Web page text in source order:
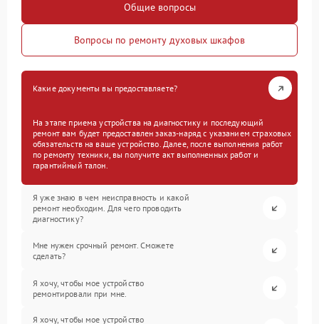
Общие вопросы
Вопросы по ремонту духовых шкафов
Какие документы вы предоставляете?
На этапе приема устройства на диагностику и последующий
ремонт вам будет предоставлен заказ-наряд с указанием страховых
обязательств на ваше устройство. Далее, после выполнения работ
по ремонту техники, вы получите акт выполненных работ и
гарантийный талон.
Я уже знаю в чем неисправность и какой
ремонт необходим. Для чего проводить
диагностику?
Мне нужен срочный ремонт. Сможете
сделать?
Я хочу, чтобы мое устройство
ремонтировали при мне.
Я хочу, чтобы мое устройство